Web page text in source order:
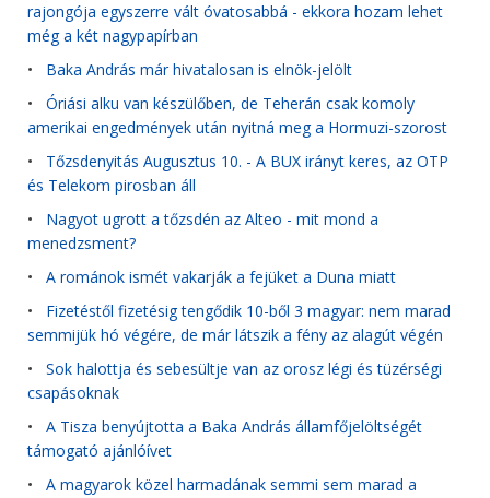
rajongója egyszerre vált óvatosabbá - ekkora hozam lehet
még a két nagypapírban
• Baka András már hivatalosan is elnök-jelölt
• Óriási alku van készülőben, de Teherán csak komoly
amerikai engedmények után nyitná meg a Hormuzi-szorost
• Tőzsdenyitás Augusztus 10. - A BUX irányt keres, az OTP
és Telekom pirosban áll
• Nagyot ugrott a tőzsdén az Alteo - mit mond a
menedzsment?
• A románok ismét vakarják a fejüket a Duna miatt
• Fizetéstől fizetésig tengődik 10-ből 3 magyar: nem marad
semmijük hó végére, de már látszik a fény az alagút végén
• Sok halottja és sebesültje van az orosz légi és tüzérségi
csapásoknak
• A Tisza benyújtotta a Baka András államfőjelöltségét
támogató ajánlóívet
• A magyarok közel harmadának semmi sem marad a